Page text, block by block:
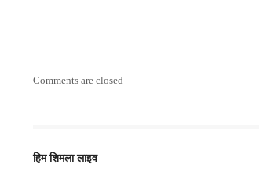
Comments are closed
हिम शिमला लाइव